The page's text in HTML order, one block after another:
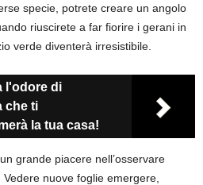
specie, potrete creare un angolo
riuscirete a far fiorire i gerani in
verde diventerà irresistibile.
l'odore di
che ti
la tua casa!
grande piacere nell’osservare
nuove foglie emergere,